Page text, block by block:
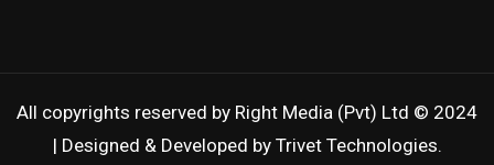
All copyrights reserved by Right Media (Pvt) Ltd © 2024
| Designed & Developed by Trivet Technologies.